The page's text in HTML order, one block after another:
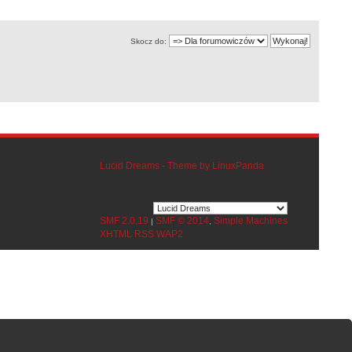
Skocz do:
Lucid Dreams - Theme by LinuxPanda
SMF 2.0.19 SMF © 2014, Simple Machines
XHTML RSS WAP2